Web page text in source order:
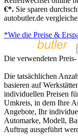
€*. Sie sparen
autobutler.de
*Wie die Preise &
Die verwendeten
Die tatsächlichen
basieren auf
individuellen Preisen
Umkreis, in dem Ihre
Angebote, Ihr
Automarke, Modell,
Auftrag ausgeführt